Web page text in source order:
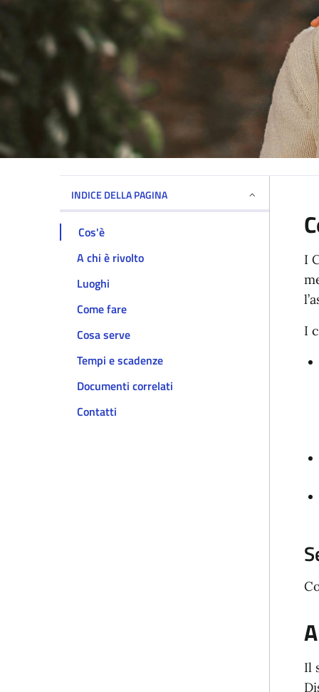
INDICE DELLA PAGINA
Cos'è
A chi è rivolto
Luoghi
Come fare
Cosa serve
Tempi e scadenze
Documenti correlati
Contatti
I
I
Il